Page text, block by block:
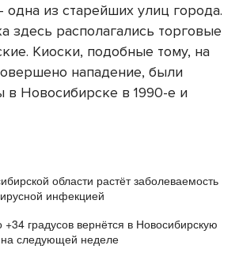
из старейших улиц города.
здесь располагались торговые
Киоски, подобные тому, на
нападение, были
в Новосибирске в 1990-е и
области растёт заболеваемость
инфекцией
градусов вернётся в Новосибирскую
на следующей неделе